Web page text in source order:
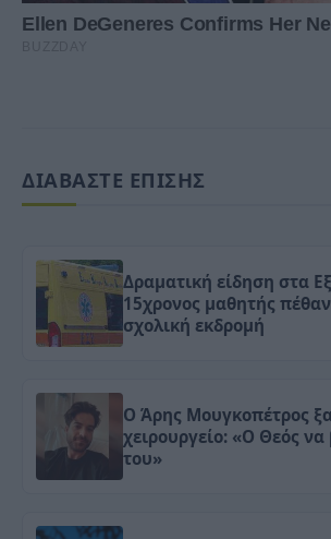
ΔΙΑΒΑΣΤΕ ΕΠΙΣΗΣ
Δραματική είδηση στα
15χρονος μαθητής
σχολική εκδρομή
Ο Άρης Μουγκοπέτρος
χειρουργείο: «Ο Θεός να
του»